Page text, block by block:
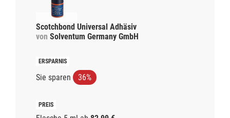
Scotchbond Universal Adhäsiv
von Solventum Germany GmbH
Sie sparen 36%